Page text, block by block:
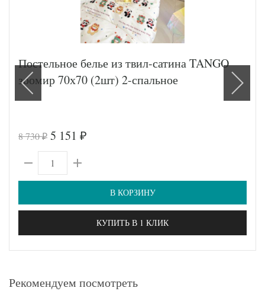
Постельное белье из твил-сатина TANGO
зоомир 70х70 (2шт) 2-спальное
8 730₽ 5 151 ₽
В КОРЗИНУ
КУПИТЬ В 1 КЛИК
Рекомендуем посмотреть